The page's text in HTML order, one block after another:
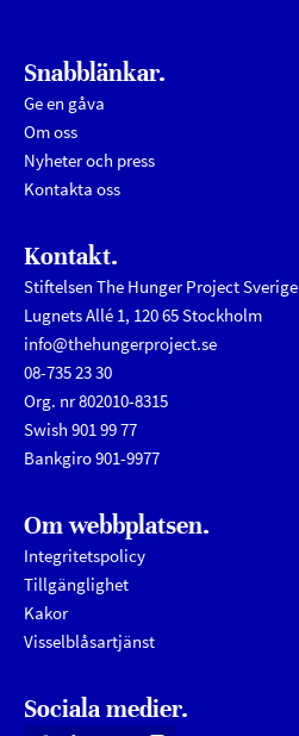
Snabblänkar.
Ge en gåva
Om oss
Nyheter och press
Kontakta oss
Kontakt.
Stiftelsen The Hunger Project Sverige
Lugnets Allé 1, 120 65 Stockholm
info@thehungerproject.se
08-735 23 30
Org. nr 802010-8315
Swish 901 99 77
Bankgiro 901-9977
Om webbplatsen.
Integritetspolicy
Tillgänglighet
Kakor
Visselblåsartjänst
Sociala medier.